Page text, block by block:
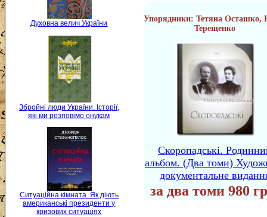
Духовна велич України
Збройні люди України. Історії,
які ми розповімо онукам
Ситуаційна кімната. Як діють
американські президенти у
кризових ситуаціях
Упорядники: Тетяна Осташко,
Терещенко
Скоропадські.
альбом. (Два томи)
документальне
за два томи 980